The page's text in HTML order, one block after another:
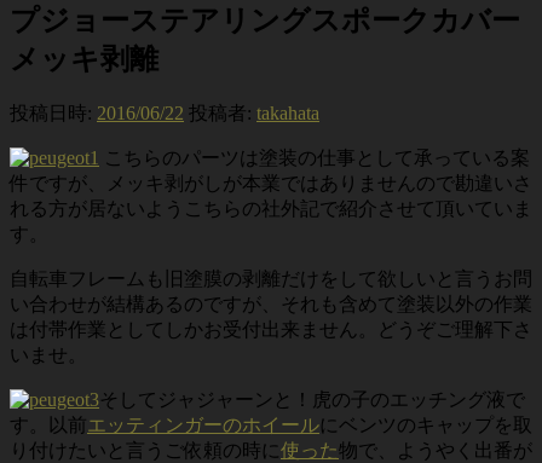
プジョーステアリングスポークカバー
メッキ剥離
投稿日時: 2016/06/22 投稿者: takahata
こちらのパーツは塗装の仕事として承っている案
件ですが、メッキ剥がしが本業ではありませんので勘違いさ
れる方が居ないようこちらの社外記で紹介させて頂いていま
す。
自転車フレームも旧塗膜の剥離だけをして欲しいと言うお問
い合わせが結構あるのですが、それも含めて塗装以外の作業
は付帯作業としてしかお受付出来ません。どうぞご理解下さ
いませ。
そしてジャジャーンと！虎の子のエッチング液で
す。以前エッティンガーのホイールにベンツのキャップを取
り付けたいと言うご依頼の時に 使った物で、ようやく出番が